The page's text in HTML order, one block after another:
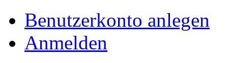
Benutzerkonto anlegen
Anmelden